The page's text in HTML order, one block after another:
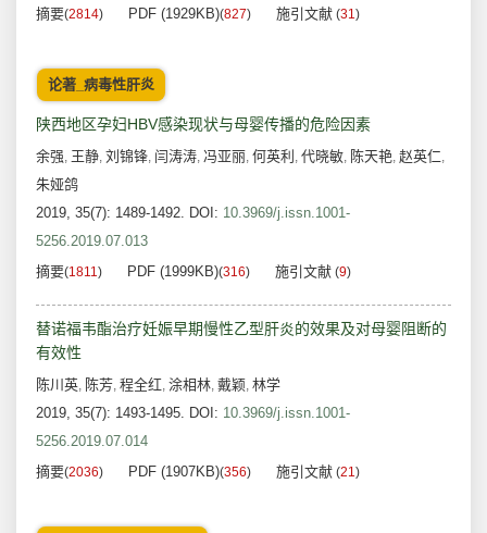
摘要(2814) PDF (1929KB)(827) 施引文献 (31)
论著_病毒性肝炎
陕西地区孕妇HBV感染现状与母婴传播的危险因素
余强, 王静, 刘锦锋, 闫涛涛, 冯亚丽, 何英利 , 代晓敏, 陈天艳, 赵英仁,
朱娅鸽
2019, 35(7): 1489-1492. DOI: 10.3969/j.issn.1001-
5256.2019.07.013
摘要(1811) PDF (1999KB)(316) 施引文献 (9)
替诺福韦酯治疗妊娠早期慢性乙型肝炎的效果及对母婴阻断的
有效性
陈川英, 陈芳, 程全红, 涂相林, 戴颖, 林学
2019, 35(7): 1493-1495. DOI: 10.3969/j.issn.1001-
5256.2019.07.014
摘要(2036) PDF (1907KB)(356) 施引文献 (21)